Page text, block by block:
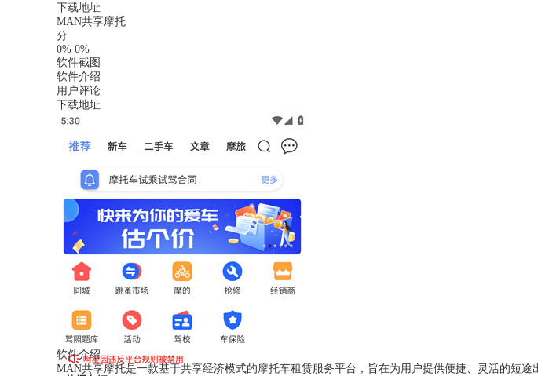
下载地址
MAN共享摩托
分
0% 0%
软件截图
软件介绍
用户评论
下载地址
软件介绍
MAN共享摩托是一款基于共享经济模式的摩托车租赁服务平台，旨在为用户提供便捷、灵活的短